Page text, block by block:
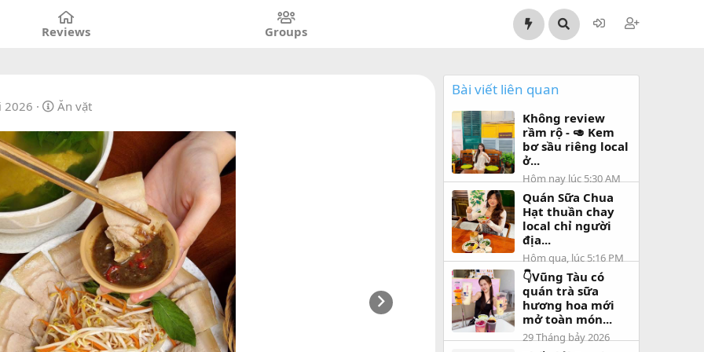
Reviews Groups
2026
C
t
e
g
o
r
y
Ăn vặt
Bài viết liên quan
Không review
rầm rộ - 🥑 Kem
bơ sầu riêng local
ở...
Hôm nay lúc 5:30 AM
Quán Sữa Chua
Hạt thuần chay
local chỉ người
địa...
Hôm qua, lúc 5:16 PM
👇Vũng Tàu có
quán trà sữa
hương hoa mới
mở toàn món...
29 Tháng bảy 2026